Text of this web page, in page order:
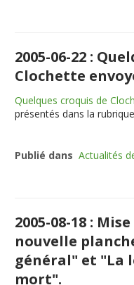
2005-06-22 :
Clochette
Quelques croquis de
présentés dans la
Publié dans Actualités
2005-08-18 :
nouvelle
général" et "La
mort".